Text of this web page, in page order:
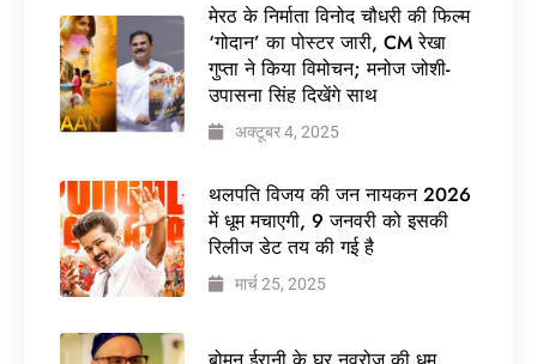
मेरठ के निर्माता विनोद चौधरी की फिल्म
‘गोदान’ का पोस्टर जारी, CM रेखा
गुप्ता ने किया विमोचन; मनोज जोशी-
उपासना सिंह दिखेंगे साथ
अक्टूबर 4, 2025
थलपति विजय की जन नायकन 2026
में धूम मचाएगी, 9 जनवरी को इसकी
रिलीज डेट तय की गई है
मार्च 25, 2025